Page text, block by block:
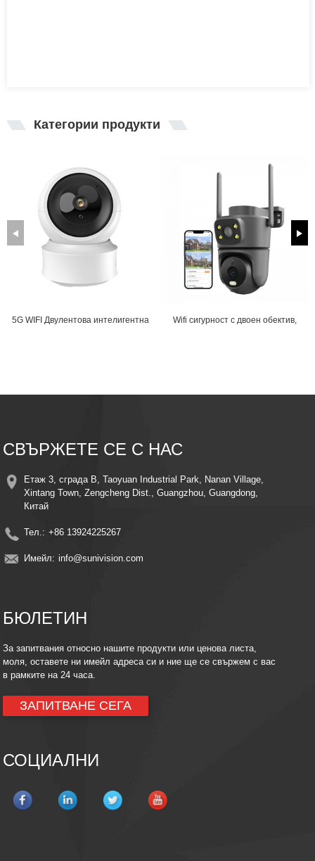
Категории продукти
5G WIFI Двулентова интелигентна
Wifi сигурност с двоен обектив,
СВЪРЖЕТЕ СЕ С НАС
Етаж 3, сграда B, Taoyuan Industrial Park, Nanan Village,
Xintang Town, Zengcheng Dist., Guangzhou, Guangdong,
Китай
Тел.: +86 13924225267
Имейл: info@sunivision.com
БЮЛЕТИН
За запитвания относно нашите продукти или ценова листа,
моля, оставете ни имейл адреса си и ние ще се свържем с вас
в рамките на 24 часа.
ЗАПИТВАНЕ СЕГА
СОЦИАЛНИ